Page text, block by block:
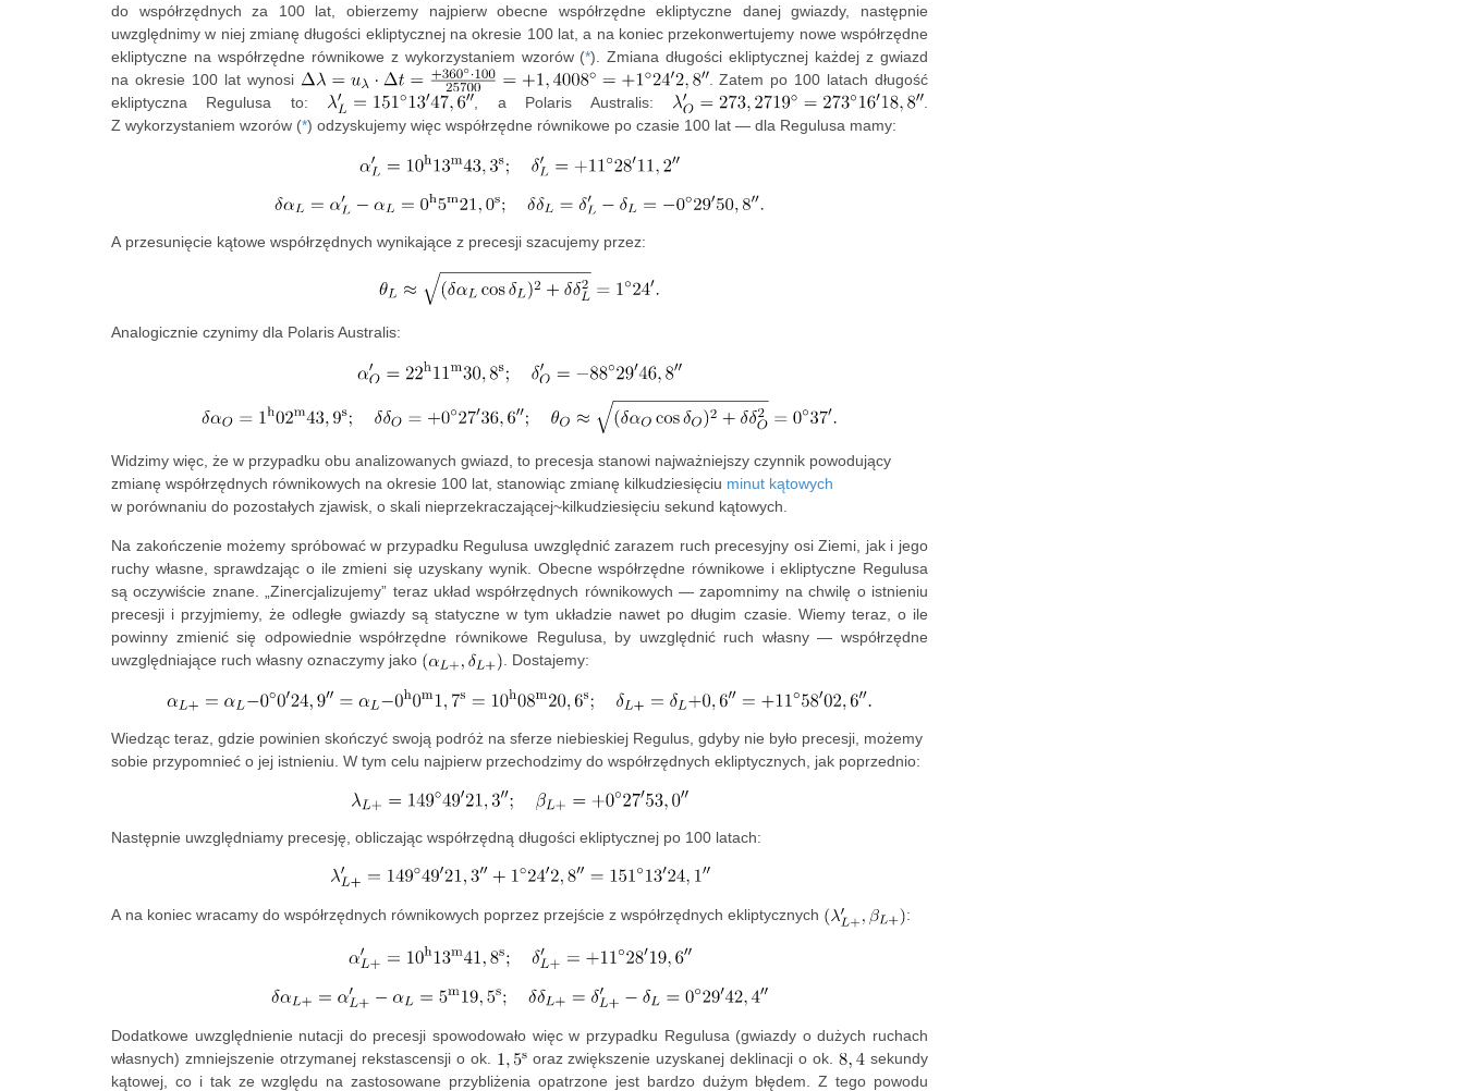
do współrzędnych za 100 lat, obierzemy najpierw obecne współrzędne ekliptyczne danej gwiazdy, następnie
uwzględnimy w niej zmianę długości ekliptycznej na okresie 100 lat, a na koniec przekonwertujemy nowe współrzędne
ekliptyczne na współrzędne równikowe z wykorzystaniem wzorów (*). Zmiana długości ekliptycznej każdej z gwiazd
na okresie 100 lat wynosi
. Zatem po 100 latach długość
ekliptyczna Regulusa to:
, a Polaris Australis:
Z wykorzystaniem wzorów (*) odzyskujemy więc współrzędne równikowe po czasie 100 lat — dla Regulusa mamy:
A przesunięcie kątowe współrzędnych wynikające z precesji szacujemy przez:
Analogicznie czynimy dla Polaris Australis:
Widzimy więc, że w przypadku obu analizowanych gwiazd, to precesja stanowi najważniejszy czynnik powodujący
zmianę współrzędnych równikowych na okresie 100 lat, stanowiąc zmianę kilkudziesięciu minut kątowych
w porównaniu do pozostałych zjawisk, o skali nieprzekraczającej~kilkudziesięciu sekund kątowych.
Na zakończenie możemy spróbować w przypadku Regulusa uwzględnić zarazem ruch precesyjny osi Ziemi, jak i jego
ruchy własne, sprawdzając o ile zmieni się uzyskany wynik. Obecne współrzędne równikowe i ekliptyczne Regulusa
są oczywiście znane. „Zinercjalizujemy” teraz układ współrzędnych równikowych — zapomnimy na chwilę o istnieniu
precesji i przyjmiemy, że odległe gwiazdy są statyczne w tym układzie nawet po długim czasie. Wiemy teraz, o ile
powinny zmienić się odpowiednie współrzędne równikowe Regulusa, by uwzględnić ruch własny — współrzędne
uwzględniające ruch własny oznaczymy jako
. Dostajemy:
Wiedząc teraz, gdzie powinien skończyć swoją podróż na sferze niebieskiej Regulus, gdyby nie było precesji, możemy
sobie przypomnieć o jej istnieniu. W tym celu najpierw przechodzimy do współrzędnych ekliptycznych, jak poprzednio:
Następnie uwzględniamy precesję, obliczając współrzędną długości ekliptycznej po 100 latach:
A na koniec wracamy do współrzędnych równikowych poprzez przejście z współrzędnych ekliptycznych :
Dodatkowe uwzględnienie nutacji do precesji spowodowało więc w przypadku Regulusa (gwiazdy o dużych ruchach
własnych) zmniejszenie otrzymanej rekstascensji o ok.
oraz zwiększenie uzyskanej deklinacji o ok.
sekundy
kątowej, co i tak ze względu na zastosowane przybliżenia opatrzone jest bardzo dużym błędem. Z tego powodu